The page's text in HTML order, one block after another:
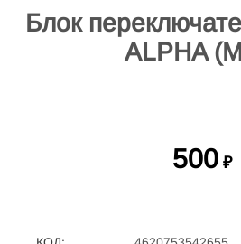
Блок
ALPHA
500 ₽